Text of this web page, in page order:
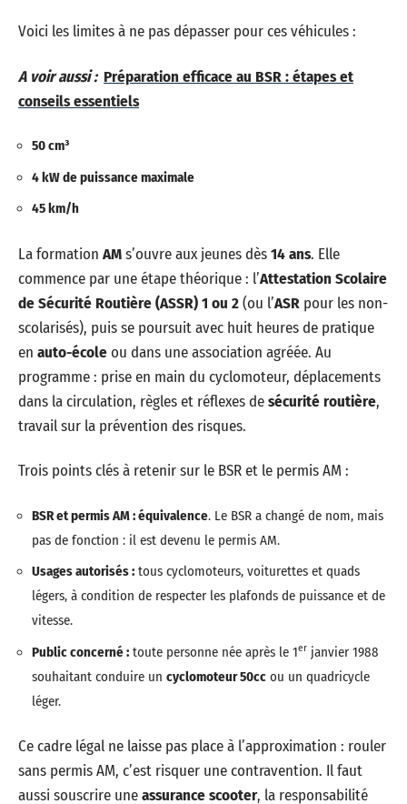
Voici les limites à ne pas dépasser pour ces véhicules :
A voir aussi : Préparation efficace au BSR : étapes et
conseils essentiels
50 cm³
4 kW de puissance maximale
45 km/h
La formation AMs’ouvre aux jeunes dès14 ans. Elle
commence par une étape théorique : l’Attestation Scolaire
de Sécurité Routière (ASSR) 1 ou 2(ou l’ASR pour les non-
scolarisés), puis se poursuit avec huit heures de pratique
en auto-écoleou dans une association agréée. Au
programme : prise en main du cyclomoteur, déplacements
dans la circulation, règles et réflexes desécurité routière,
travail sur la prévention des risques.
Trois points clés à retenir sur le BSR et le permis AM :
BSR et permis AM : équivalence. Le BSR a changé de nom, mais
pas de fonction : il est devenu le permis AM.
Usages autorisés : tous cyclomoteurs, voiturettes et quads
légers, à condition de respecter les plafonds de puissance et de
vitesse.
Public concerné : toute personne née après le 1er janvier 1988
souhaitant conduire un cyclomoteur 50cc ou un quadricycle
léger.
Ce cadre légal ne laisse pas place à l’approximation : rouler
sans permis AM, c’est risquer une contravention. Il faut
aussi souscrire uneassurance scooter, la responsabilité